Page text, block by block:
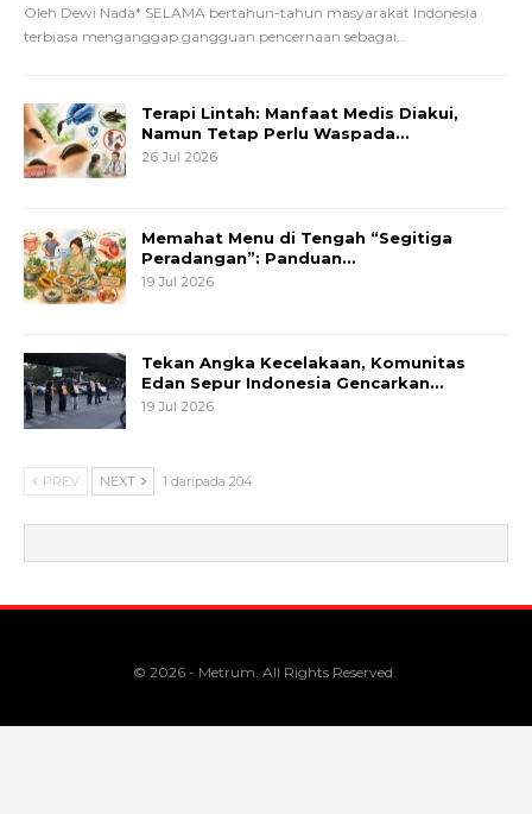
Oleh Dewi Nada* SELAMA bertahun-tahun masyarakat Indonesia
terbiasa menganggap gangguan pencernaan sebagai
Terapi Lintah: Manfaat Medis Diakui,
Namun Tetap Perlu Waspada…
26 Jul 2026
Memahat Menu di Tengah “Segitiga
Peradangan”: Panduan…
19 Jul 2026
Tekan Angka Kecelakaan, Komunitas
Edan Sepur Indonesia Gencarkan…
19 Jul 2026
PREV NEXT 1 daripada 204
© 2026 - Metrum. All Rights Reserved.